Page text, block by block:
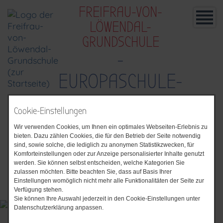
Cookie-Einstellungen
Wir verwenden Cookies, um Ihnen ein optimales Webseiten-Erlebnis zu
bieten. Dazu zählen Cookies, die für den Betrieb der Seite notwendig
sind, sowie solche, die lediglich zu anonymen Statistikzwecken, für
Komforteinstellungen oder zur Anzeige personalisierter Inhalte genutzt
werden. Sie können selbst entscheiden, welche Kategorien Sie
zulassen möchten. Bitte beachten Sie, dass auf Basis Ihrer
Einstellungen womöglich nicht mehr alle Funktionalitäten der Seite zur
Verfügung stehen.
Sie können Ihre Auswahl jederzeit in den Cookie-Einstellungen unter
Datenschutzerklärung anpassen.
FREIFRAU-VON-
LÖWENDAL-
GRUNDSCHULE
-
EUROPASCHULE-